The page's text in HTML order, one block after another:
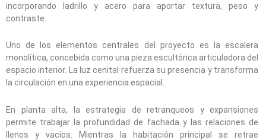
incorporando ladrillo y acero para aportar textura, peso y
contraste.
Uno de los elementos centrales del proyecto es la escalera
monolítica, concebida como una pieza escultórica articuladora del
espacio interior. La luz cenital refuerza su presencia y transforma
la circulación en una experiencia espacial.
En planta alta, la estrategia de retranqueos y expansiones
permite trabajar la profundidad de fachada y las relaciones de
llenos y vacíos. Mientras la habitación principal se retrae